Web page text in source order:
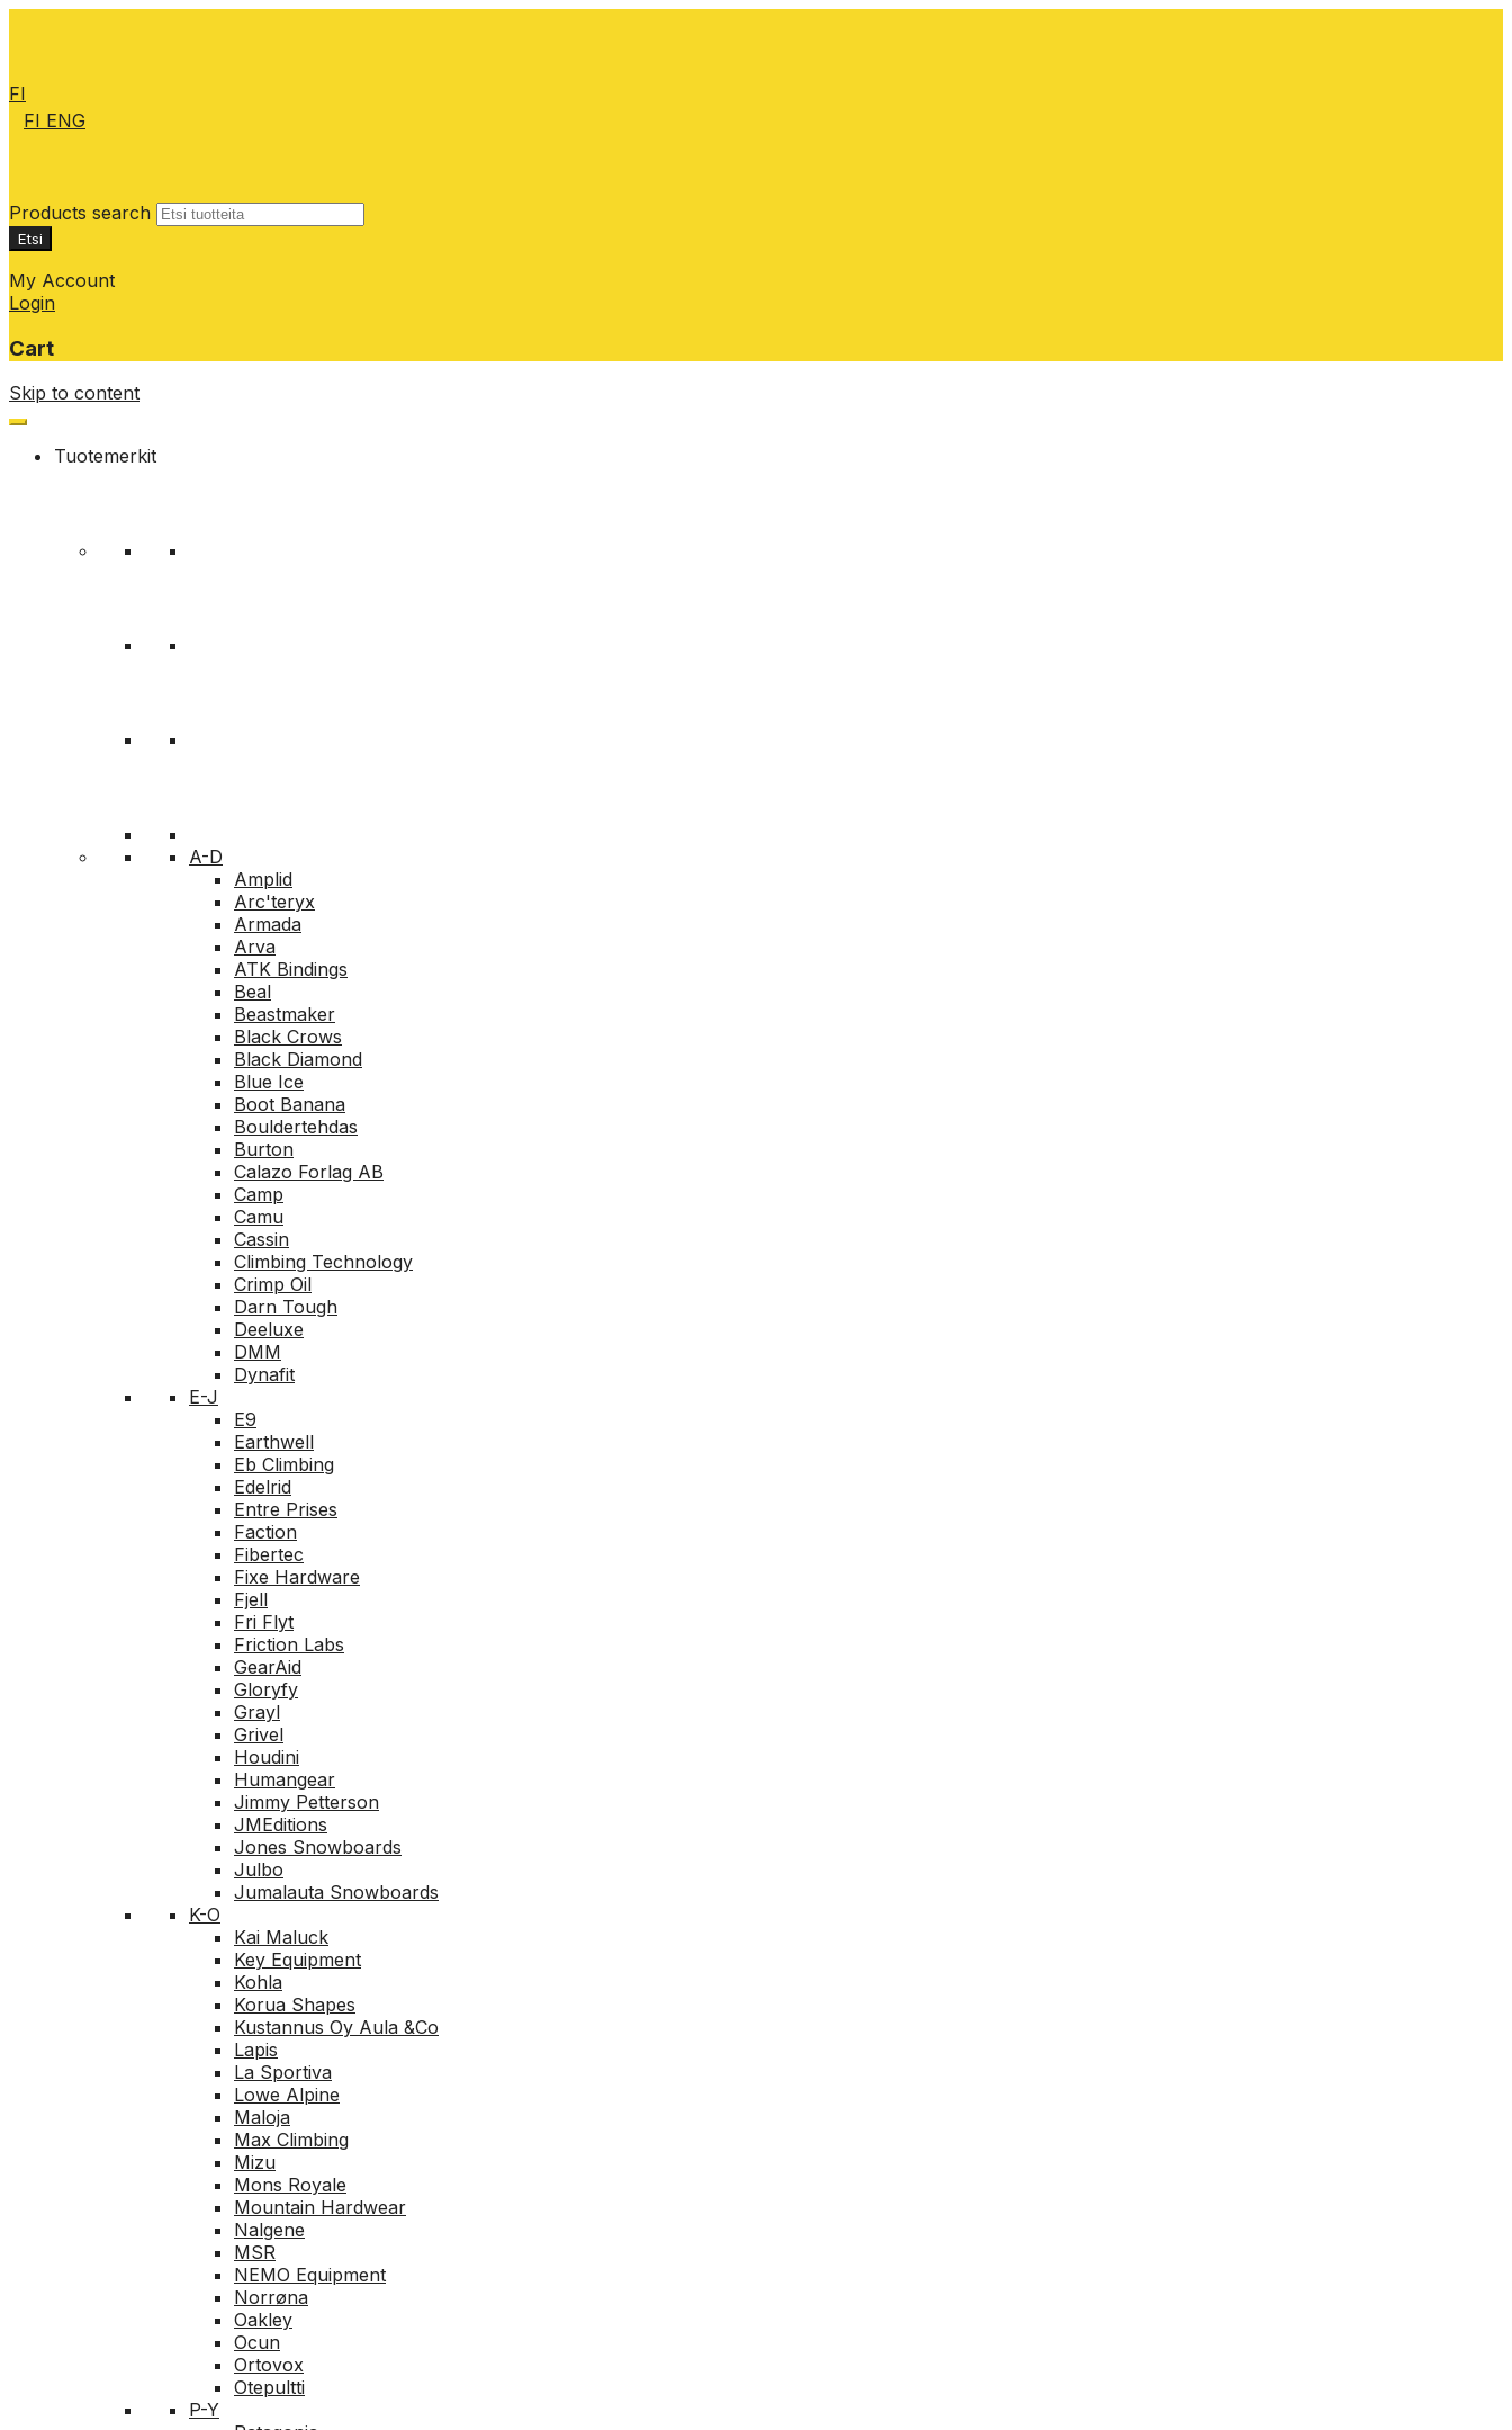
FI
FI ENG
Products search
Etsi
My Account
Login
Cart
Skip to content
Tuotemerkit
A-D
Amplid
Arc'teryx
Armada
Arva
ATK Bindings
Beal
Beastmaker
Black Crows
Black Diamond
Blue Ice
Boot Banana
Bouldertehdas
Burton
Calazo Forlag AB
Camp
Camu
Cassin
Climbing Technology
Crimp Oil
Darn Tough
Deeluxe
DMM
Dynafit
E-J
E9
Earthwell
Eb Climbing
Edelrid
Entre Prises
Faction
Fibertec
Fixe Hardware
Fjell
Fri Flyt
Friction Labs
GearAid
Gloryfy
Grayl
Grivel
Houdini
Humangear
Jimmy Petterson
JMEditions
Jones Snowboards
Julbo
Jumalauta Snowboards
K-O
Kai Maluck
Key Equipment
Kohla
Korua Shapes
Kustannus Oy Aula &Co
Lapis
La Sportiva
Lowe Alpine
Maloja
Max Climbing
Mizu
Mons Royale
Mountain Hardwear
Nalgene
MSR
NEMO Equipment
Norrøna
Oakley
Ocun
Ortovox
Otepultti
P-Y